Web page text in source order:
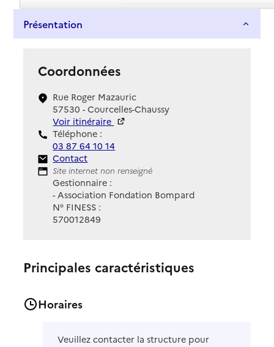
Présentation
Coordonnées
Rue Roger Mazauric
57530 - Courcelles-Chaussy
Voir itinéraire
Téléphone :
03 87 64 10 14
Contact
Contact
Site Internet
Site internet non renseigné
Gestionnaire :
- Association Fondation Bompard
N° FINESS :
570012849
Principales caractéristiques
Horaires
Veuillez contacter la structure pour